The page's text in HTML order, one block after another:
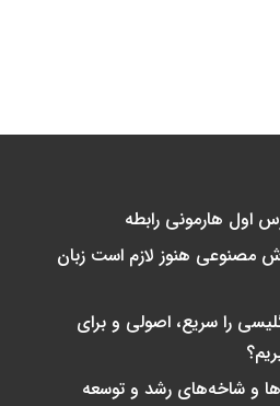
اول هارمونی رابطه
مصنوعی هنوز لازم است زبان
را سریع، اصولی و برای
و شاخه‌های رشد و توسعه